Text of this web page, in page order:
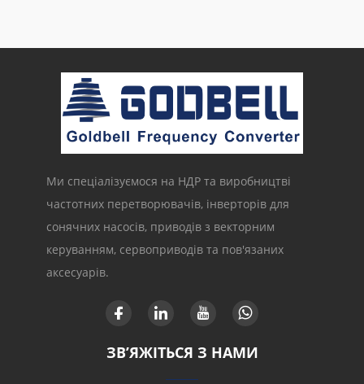
Ми спеціалізуємося на НДР та виробництві
частотних перетворювачів, інверторів для
сонячних насосів, приводів з векторним
керуванням, сервоприводів та пов'язаних
аксесуарів.
ЗВ’ЯЖІТЬСЯ З НАМИ